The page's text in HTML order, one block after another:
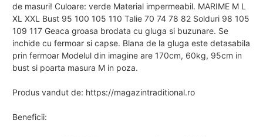
de masuri! Culoare: verde Material impermeabil. MARIME M L
XL XXL Bust 95 100 105 110 Talie 70 74 78 82 Solduri 98 105
109 117 Geaca groasa brodata cu gluga si buzunare. Se
inchide cu fermoar si capse. Blana de la gluga este detasabila
prin fermoar Modelul din imagine are 170cm, 60kg, 95cm in
bust si poarta masura M in poza.
Produs vandut de: https://magazintraditional.ro
Beneficii: